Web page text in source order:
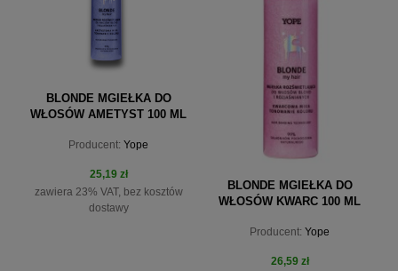
BLONDE MGIEŁKA DO
WŁOSÓW AMETYST 100 ML
Producent: Yope
25,19 zł
zawiera 23% VAT, bez kosztów
dostawy
BLONDE MGIEŁKA DO
WŁOSÓW KWARC 100 ML
Producent: Yope
26,59 zł